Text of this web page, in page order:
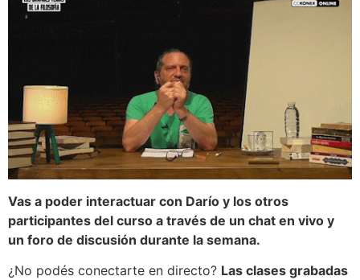
Vas a poder interactuar con Darío y los otros
participantes del curso a través de un chat en vivo y
un foro de discusión durante la semana.
¿No podés conectarte en directo? Las clases grabadas